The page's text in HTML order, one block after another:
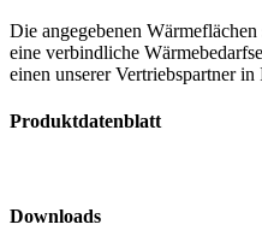
Die angegebenen
eine verbindliche
einen unserer Vertriebspartner in
Produktdatenblatt
Downloads